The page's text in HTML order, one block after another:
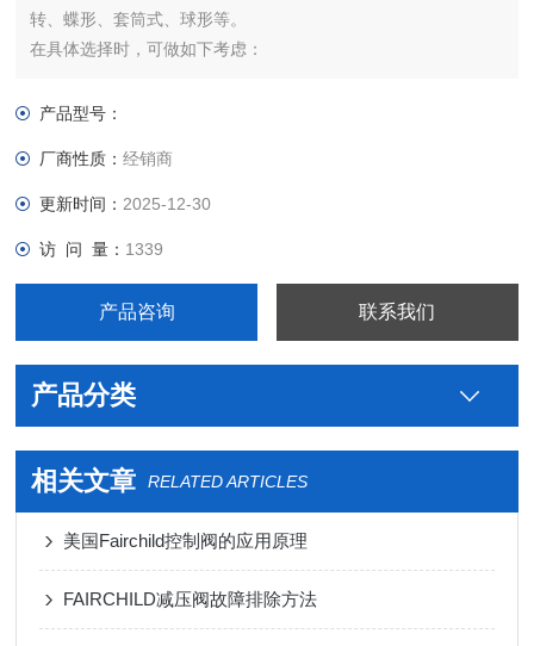
转、蝶形、套筒式、球形等。
在具体选择时，可做如下考虑：
主要根据所选择的流量特性和不平衡力等因素考虑。
产品型号：
厂商性质：经销商
更新时间： 2025-12-30
访 问 量： 1339
产品咨询 联系我们
产品分类
相关文章 RELATED ARTICLES
美国Fairchild控制阀的应用原理
FAIRCHILD减压阀故障排除方法